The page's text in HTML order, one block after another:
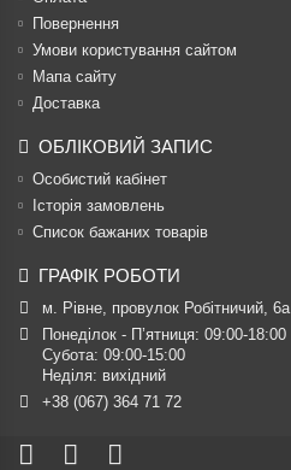
Повернення
Умови користування сайтом
Мапа сайту
Доставка
ОБЛІКОВИЙ ЗАПИС
Особистий кабінет
Історія замовлень
Список бажаних товарів
ГРАФІК РОБОТИ
м. Рівне, провулок Робітничий, 6а
Понеділок - П’ятниця: 09:00-18:00
Субота: 09:00-15:00
Неділя: вихідний
+38 (067) 364 71 72